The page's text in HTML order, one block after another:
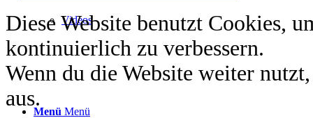
Videos
Menü Menü
Diese Website benutzt Cookies,
kontinuierlich zu verbessern.
Wenn du die Website weiter
aus.